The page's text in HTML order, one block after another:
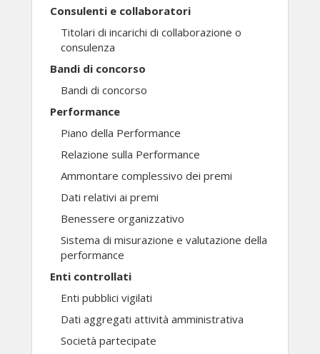
Consulenti e collaboratori
Titolari di incarichi di collaborazione o
consulenza
Bandi di concorso
Bandi di concorso
Performance
Piano della Performance
Relazione sulla Performance
Ammontare complessivo dei premi
Dati relativi ai premi
Benessere organizzativo
Sistema di misurazione e valutazione della
performance
Enti controllati
Enti pubblici vigilati
Dati aggregati attività amministrativa
Società partecipate